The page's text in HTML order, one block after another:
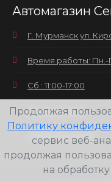
Автомагазин
Г. Мурманск ул.
Время работы: Пн.-
Сб.: 11:00-17:00
Вс.: выходной
+7(8152) 25-30-58
Продолжая
Политику
сервис веб-
продолжая
на